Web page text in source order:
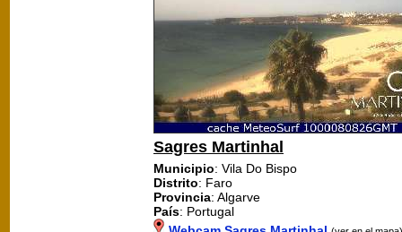
Sagres Martinhal
Municipio: Vila Do Bispo
Distrito: Faro
Provincia: Algarve
País: Portugal